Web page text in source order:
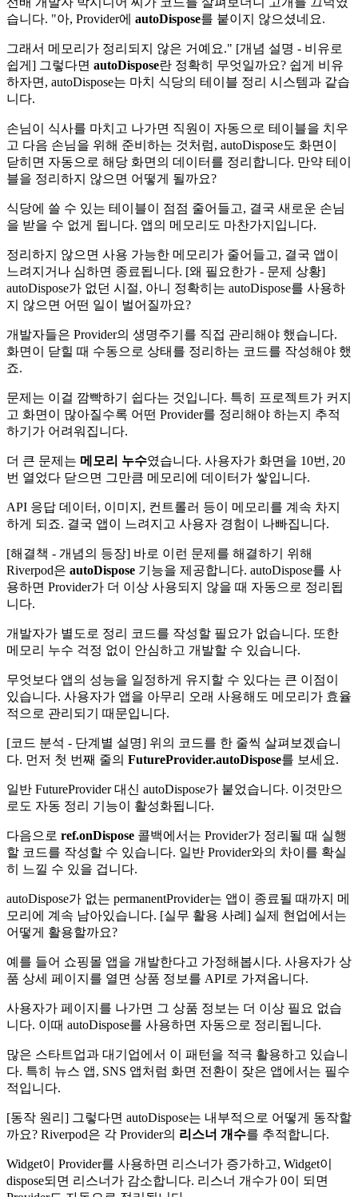
습니다. "아, Provider에 autoDispose를 붙이지 않으셨네요.
그래서 메모리가 정리되지 않은 거예요." [개념 설명 - 비유로
쉽게] 그렇다면 autoDispose란 정확히 무엇일까요? 쉽게 비유
하자면, autoDispose는 마치 식당의 테이블 정리 시스템과 같습
니다.
손님이 식사를 마치고 나가면 직원이 자동으로 테이블을 치우
고 다음 손님을 위해 준비하는 것처럼, autoDispose도 화면이
닫히면 자동으로 해당 화면의 데이터를 정리합니다. 만약 테이
블을 정리하지 않으면 어떻게 될까요?
식당에 쓸 수 있는 테이블이 점점 줄어들고, 결국 새로운 손님
을 받을 수 없게 됩니다. 앱의 메모리도 마찬가지입니다.
정리하지 않으면 사용 가능한 메모리가 줄어들고, 결국 앱이
느려지거나 심하면 종료됩니다. [왜 필요한가 - 문제 상황]
autoDispose가 없던 시절, 아니 정확히는 autoDispose를 사용하
지 않으면 어떤 일이 벌어질까요?
개발자들은 Provider의 생명주기를 직접 관리해야 했습니다.
화면이 닫힐 때 수동으로 상태를 정리하는 코드를 작성해야 했
죠.
문제는 이걸 깜빡하기 쉽다는 것입니다. 특히 프로젝트가 커지
고 화면이 많아질수록 어떤 Provider를 정리해야 하는지 추적
하기가 어려워집니다.
더 큰 문제는 메모리 누수였습니다. 사용자가 화면을 10번, 20
번 열었다 닫으면 그만큼 메모리에 데이터가 쌓입니다.
API 응답 데이터, 이미지, 컨트롤러 등이 메모리를 계속 차지
하게 되죠. 결국 앱이 느려지고 사용자 경험이 나빠집니다.
[해결책 - 개념의 등장] 바로 이런 문제를 해결하기 위해
Riverpod은 autoDispose 기능을 제공합니다. autoDispose를 사
용하면 Provider가 더 이상 사용되지 않을 때 자동으로 정리됩
니다.
개발자가 별도로 정리 코드를 작성할 필요가 없습니다. 또한
메모리 누수 걱정 없이 안심하고 개발할 수 있습니다.
무엇보다 앱의 성능을 일정하게 유지할 수 있다는 큰 이점이
있습니다. 사용자가 앱을 아무리 오래 사용해도 메모리가 효율
적으로 관리되기 때문입니다.
[코드 분석 - 단계별 설명] 위의 코드를 한 줄씩 살펴보겠습니
다. 먼저 첫 번째 줄의 FutureProvider.autoDispose를 보세요.
일반 FutureProvider 대신 autoDispose가 붙었습니다. 이것만으
로도 자동 정리 기능이 활성화됩니다.
다음으로 ref.onDispose 콜백에서는 Provider가 정리될 때 실행
할 코드를 작성할 수 있습니다. 일반 Provider와의 차이를 확실
히 느낄 수 있을 겁니다.
autoDispose가 없는 permanentProvider는 앱이 종료될 때까지 메
모리에 계속 남아있습니다. [실무 활용 사례] 실제 현업에서는
어떻게 활용할까요?
예를 들어 쇼핑몰 앱을 개발한다고 가정해봅시다. 사용자가 상
품 상세 페이지를 열면 상품 정보를 API로 가져옵니다.
사용자가 페이지를 나가면 그 상품 정보는 더 이상 필요 없습
니다. 이때 autoDispose를 사용하면 자동으로 정리됩니다.
많은 스타트업과 대기업에서 이 패턴을 적극 활용하고 있습니
다. 특히 뉴스 앱, SNS 앱처럼 화면 전환이 잦은 앱에서는 필수
적입니다.
[동작 원리] 그렇다면 autoDispose는 내부적으로 어떻게 동작할
까요? Riverpod은 각 Provider의 리스너 개수를 추적합니다.
Widget이 Provider를 사용하면 리스너가 증가하고, Widget이
dispose되면 리스너가 감소합니다. 리스너 개수가 0이 되면